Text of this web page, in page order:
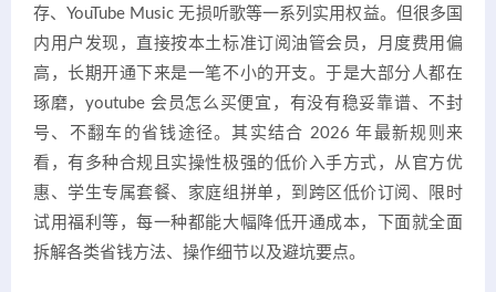
存、YouTube Music 无损听歌等一系列实用权益。但很多国
内用户发现，直接按本土标准订阅油管会员，月度费用偏
高，长期开通下来是一笔不小的开支。于是大部分人都在
琢磨，youtube 会员怎么买便宜，有没有稳妥靠谱、不封
号、不翻车的省钱途径。其实结合 2026 年最新规则来
看，有多种合规且实操性极强的低价入手方式，从官方优
惠、学生专属套餐、家庭组拼单，到跨区低价订阅、限时
试用福利等，每一种都能大幅降低开通成本，下面就全面
拆解各类省钱方法、操作细节以及避坑要点。